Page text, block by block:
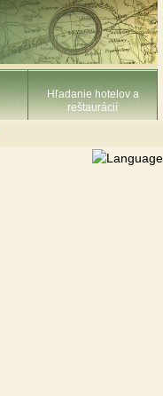
Hľadanie hotelov a
reštaurácií